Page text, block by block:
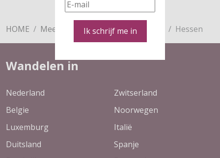
Ik schrijf me in
HOME Meer Overnachten Duitsland Hessen
Wandelen in
Nederland
Belgie
Luxemburg
Duitsland
Zwitserland
Noorwegen
Italië
Spanje